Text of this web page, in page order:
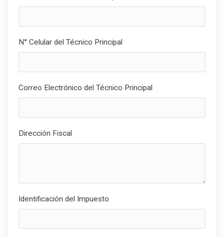
N° Celular del Técnico Principal
Correo Electrónico del Técnico Principal
Dirección Fiscal
Identificación del Impuesto